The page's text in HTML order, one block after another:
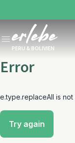
PERU & BOLIVIEN
Error
e.type.replaceAll is not
Try again